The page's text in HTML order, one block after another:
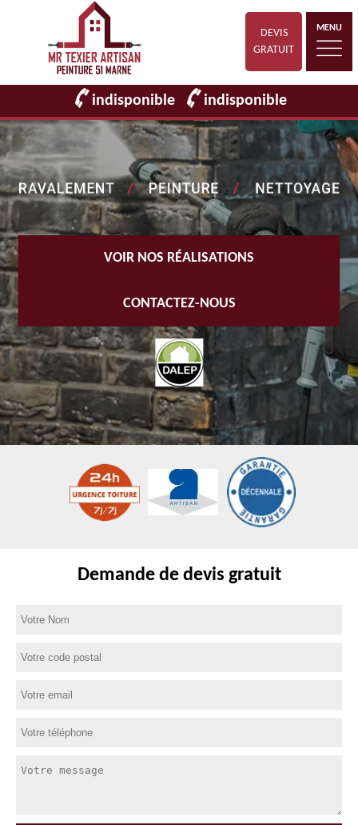
DEVIS
GRATUIT
MENU
indisponible indisponible
VOIR NOS RÉALISATIONS
CONTACTEZ-NOUS
Demande de devis gratuit